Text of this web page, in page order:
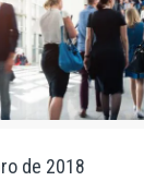
de 2018